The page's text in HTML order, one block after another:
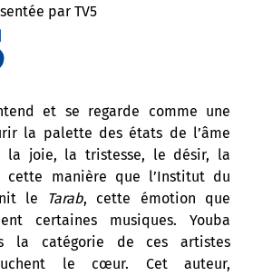
par TV5
et se regarde comme une
la palette des états de l’âme
la joie, la tristesse, le désir, la
cette manière que l’Institut du
le
Tarab, cette émotion que
certaines musiques. Youba
la catégorie de ces artistes
le cœur. Cet auteur,